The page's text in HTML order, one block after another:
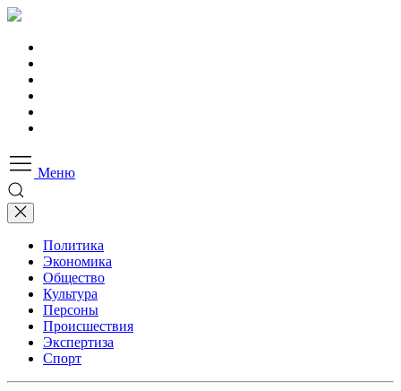
Меню
Политика
Экономика
Общество
Культура
Персоны
Происшествия
Экспертиза
Спорт